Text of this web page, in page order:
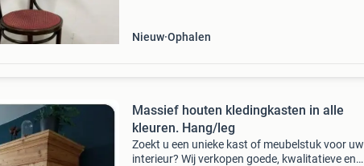
Nieuw Ophalen
Massief houten kledingkasten in alle
kleuren. Hang/leg
Zoekt u een unieke kast of meubelstuk voor uw
interieur? Wij verkopen goede, kwalitatieve en